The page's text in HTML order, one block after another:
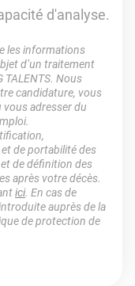
d'analyse.
les informations
d’un traitement
Nous
candidature, vous
adresser du
de portabilité des
de définition des
après votre décès.
ici. En cas de
auprès de la
de protection de